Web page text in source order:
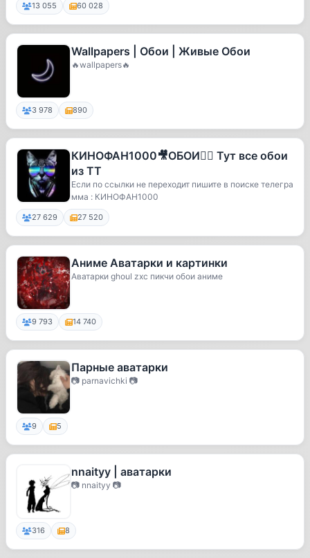
13 055 60 028
Wallpapers | Обои | Живые Обои
🔥wallpapers🔥
3 978 890
КИНОФАН1000🎥ОБОИ👍🏼 Тут все обои
из TT
Если по ссылки не переходит пишите в поиске телегра
мма : КИНОФАН1000
27 629 27 520
Аниме Аватарки и картинки
Аватарки ghoul zxc пикчи обои аниме
9 793 14 740
Парные аватарки
📷 parnavichki 📷
9 5
nnaityy | аватарки
📷 nnaityy 📷
316 8